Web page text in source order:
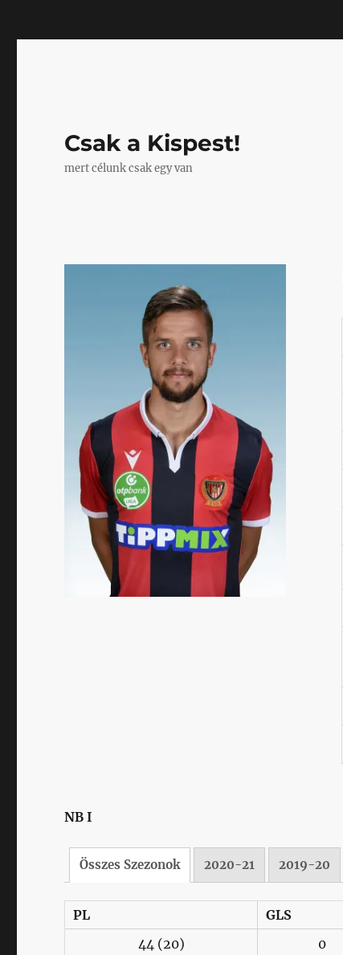
Csak a Kispest!
mert célunk csak egy van
NB I
Összes Szezonok 2020-21 2019-20
PL GLS
44 (20) 0